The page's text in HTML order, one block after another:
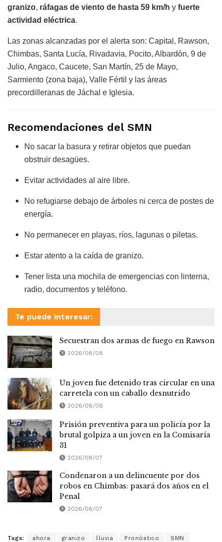
granizo, ráfagas de viento de hasta 59 km/h y fuerte
actividad eléctrica.
Las zonas alcanzadas por el alerta son: Capital, Rawson,
Chimbas, Santa Lucía, Rivadavia, Pocito, Albardón, 9 de
Julio, Angaco, Caucete, San Martín, 25 de Mayo,
Sarmiento (zona baja), Valle Fértil y las áreas
precordilleranas de Jáchal e Iglesia.
Recomendaciones del SMN
No sacar la basura y retirar objetos que puedan
obstruir desagües.
Evitar actividades al aire libre.
No refugiarse debajo de árboles ni cerca de postes de
energía.
No permanecer en playas, ríos, lagunas o piletas.
Estar atento a la caída de granizo.
Tener lista una mochila de emergencias con linterna,
radio, documentos y teléfono.
Te puede interesar:
Secuestran dos armas de fuego en Rawson
2026/08/08
Un joven fue detenido tras circular en una
carretela con un caballo desnutrido
2026/08/08
Prisión preventiva para un policía por la
brutal golpiza a un joven en la Comisaría
31
2026/08/07
Condenaron a un delincuente por dos
robos en Chimbas: pasará dos años en el
Penal
2026/08/07
Tags: ahora granizo lluvia Pronóstico SMN